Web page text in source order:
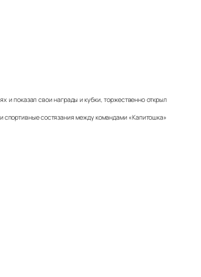
и показал свои награды и кубки, торжественно открыл
состязания между командами «Капитошка»